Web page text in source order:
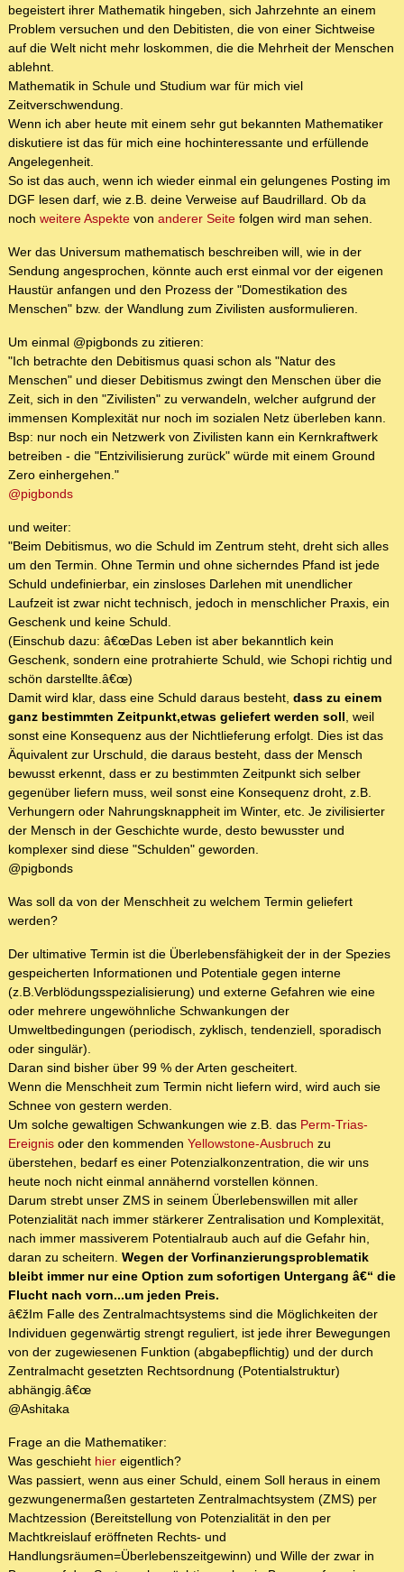
begeistert ihrer Mathematik hingeben, sich Jahrzehnte an einem
Problem versuchen und den Debitisten, die von einer Sichtweise
auf die Welt nicht mehr loskommen, die die Mehrheit der Menschen
ablehnt.
Mathematik in Schule und Studium war für mich viel
Zeitverschwendung.
Wenn ich aber heute mit einem sehr gut bekannten Mathematiker
diskutiere ist das für mich eine hochinteressante und erfüllende
Angelegenheit.
So ist das auch, wenn ich wieder einmal ein gelungenes Posting im
DGF lesen darf, wie z.B. deine Verweise auf Baudrillard. Ob da
noch weitere Aspekte von anderer Seite folgen wird man sehen.
Wer das Universum mathematisch beschreiben will, wie in der
Sendung angesprochen, könnte auch erst einmal vor der eigenen
Haustür anfangen und den Prozess der "Domestikation des
Menschen" bzw. der Wandlung zum Zivilisten ausformulieren.
Um einmal @pigbonds zu zitieren:
"Ich betrachte den Debitismus quasi schon als "Natur des
Menschen" und dieser Debitismus zwingt den Menschen über die
Zeit, sich in den "Zivilisten" zu verwandeln, welcher aufgrund der
immensen Komplexität nur noch im sozialen Netz überleben kann.
Bsp: nur noch ein Netzwerk von Zivilisten kann ein Kernkraftwerk
betreiben - die "Entzivilisierung zurück" würde mit einem Ground
Zero einhergehen."
@pigbonds
und weiter:
"Beim Debitismus, wo die Schuld im Zentrum steht, dreht sich alles
um den Termin. Ohne Termin und ohne sicherndes Pfand ist jede
Schuld undefinierbar, ein zinsloses Darlehen mit unendlicher
Laufzeit ist zwar nicht technisch, jedoch in menschlicher Praxis, ein
Geschenk und keine Schuld.
(Einschub dazu: â€œDas Leben ist aber bekanntlich kein
Geschenk, sondern eine protrahierte Schuld, wie Schopi richtig und
schön darstellte.â€œ)
Damit wird klar, dass eine Schuld daraus besteht, dass zu einem
ganz bestimmten Zeitpunkt,etwas geliefert werden soll, weil
sonst eine Konsequenz aus der Nichtlieferung erfolgt. Dies ist das
Äquivalent zur Urschuld, die daraus besteht, dass der Mensch
bewusst erkennt, dass er zu bestimmten Zeitpunkt sich selber
gegenüber liefern muss, weil sonst eine Konsequenz droht, z.B.
Verhungern oder Nahrungsknappheit im Winter, etc. Je zivilisierter
der Mensch in der Geschichte wurde, desto bewusster und
komplexer sind diese "Schulden" geworden.
@pigbonds
Was soll da von der Menschheit zu welchem Termin geliefert
werden?
Der ultimative Termin ist die Überlebensfähigkeit der in der Spezies
gespeicherten Informationen und Potentiale gegen interne
(z.B.Verblödungsspezialisierung) und externe Gefahren wie eine
oder mehrere ungewöhnliche Schwankungen der
Umweltbedingungen (periodisch, zyklisch, tendenziell, sporadisch
oder singulär).
Daran sind bisher über 99 % der Arten gescheitert.
Wenn die Menschheit zum Termin nicht liefern wird, wird auch sie
Schnee von gestern werden.
Um solche gewaltigen Schwankungen wie z.B. das Perm-Trias-
Ereignis oder den kommenden Yellowstone-Ausbruch zu
überstehen, bedarf es einer Potenzialkonzentration, die wir uns
heute noch nicht einmal annähernd vorstellen können.
Darum strebt unser ZMS in seinem Überlebenswillen mit aller
Potenzialität nach immer stärkerer Zentralisation und Komplexität,
nach immer massiverem Potentialraub auch auf die Gefahr hin,
daran zu scheitern. Wegen der Vorfinanzierungsproblematik
bleibt immer nur eine Option zum sofortigen Untergang â€“ die
Flucht nach vorn...um jeden Preis.
â€žIm Falle des Zentralmachtsystems sind die Möglichkeiten der
Individuen gegenwärtig strengt reguliert, ist jede ihrer Bewegungen
von der zugewiesenen Funktion (abgabepflichtig) und der durch
Zentralmacht gesetzten Rechtsordnung (Potentialstruktur)
abhängig.â€œ
@Ashitaka
Frage an die Mathematiker:
Was geschieht hier eigentlich?
Was passiert, wenn aus einer Schuld, einem Soll heraus in einem
gezwungenermaßen gestarteten Zentralmachtsystem (ZMS) per
Machtzession (Bereitstellung von Potenzialität in den per
Machtkreislauf eröffneten Rechts- und
Handlungsräumen=Überlebenszeitgewinn) und Wille der zwar in